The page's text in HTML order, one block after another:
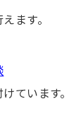
ます。
ています。